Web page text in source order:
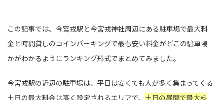
この記事では、今宮戎駅と今宮戎神社周辺にある駐車場で最大料
金と時間貸しのコインパーキングで最も安い料金がどこの駐車場
かがわかるようにランキング形式でまとめてみました。
今宮戎駅の近辺の駐車場は、平日は安くても人が多く集まってくる
土日の最大料金は高く設定されるエリアで、 土日の昼間で最大料